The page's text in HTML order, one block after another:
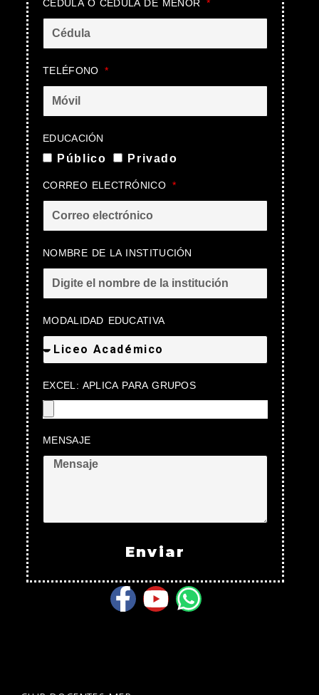
CÉDULA O CÉDULA DE MENOR
TELÉFONO
EDUCACIÓN
Público Privado
CORREO ELECTRÓNICO
NOMBRE DE LA INSTITUCIÓN
MODALIDAD EDUCATIVA
EXCEL: APLICA PARA GRUPOS
MENSAJE
Enviar
Facebook-
Youtube
Whatsapp